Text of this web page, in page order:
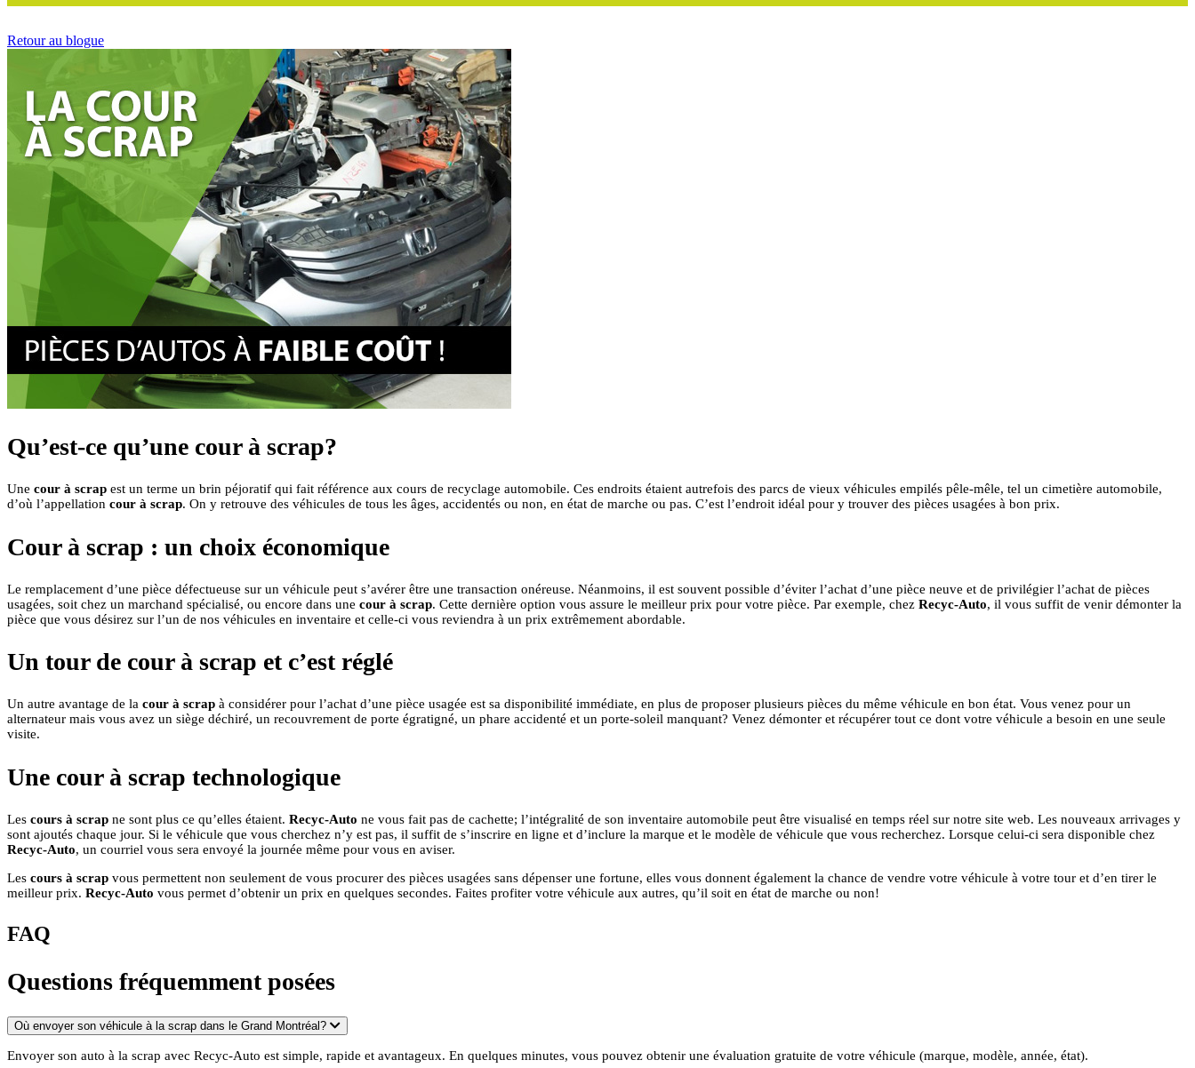
Retour au blogue
Qu’est-ce qu’une cour à scrap?
Une cour à scrap est un terme un brin péjoratif qui fait référence aux cours de recyclage automobile. Ces endroits étaient autrefois des parcs de vieux véhicules empilés pêle-mêle, tel un cimetière automobile,
d’où l’appellation cour à scrap. On y retrouve des véhicules de tous les âges, accidentés ou non, en état de marche ou pas. C’est l’endroit idéal pour y trouver des pièces usagées à bon prix.
Cour à scrap : un choix économique
Le remplacement d’une pièce défectueuse sur un véhicule peut s’avérer être une transaction onéreuse. Néanmoins, il est souvent possible d’éviter l’achat d’une pièce neuve et de privilégier l’achat de pièces
usagées, soit chez un marchand spécialisé, ou encore dans une cour à scrap. Cette dernière option vous assure le meilleur prix pour votre pièce. Par exemple, chez Recyc-Auto, il vous suffit de venir démonter la
pièce que vous désirez sur l’un de nos véhicules en inventaire et celle-ci vous reviendra à un prix extrêmement abordable.
Un tour de cour à scrap et c’est réglé
Un autre avantage de la cour à scrap à considérer pour l’achat d’une pièce usagée est sa disponibilité immédiate, en plus de proposer plusieurs pièces du même véhicule en bon état. Vous venez pour un
alternateur mais vous avez un siège déchiré, un recouvrement de porte égratigné, un phare accidenté et un porte-soleil manquant? Venez démonter et récupérer tout ce dont votre véhicule a besoin en une seule
visite.
Une cour à scrap technologique
Les cours à scrap ne sont plus ce qu’elles étaient. Recyc-Auto ne vous fait pas de cachette; l’intégralité de son inventaire automobile peut être visualisé en temps réel sur notre site web. Les nouveaux arrivages y
sont ajoutés chaque jour. Si le véhicule que vous cherchez n’y est pas, il suffit de s’inscrire en ligne et d’inclure la marque et le modèle de véhicule que vous recherchez. Lorsque celui-ci sera disponible chez
Recyc-Auto, un courriel vous sera envoyé la journée même pour vous en aviser.
Les cours à scrap vous permettent non seulement de vous procurer des pièces usagées sans dépenser une fortune, elles vous donnent également la chance de vendre votre véhicule à votre tour et d’en tirer le
meilleur prix. Recyc-Auto vous permet d’obtenir un prix en quelques secondes. Faites profiter votre véhicule aux autres, qu’il soit en état de marche ou non!
FAQ
Questions fréquemment posées
Où envoyer son véhicule à la scrap dans le Grand Montréal?
Envoyer son auto à la scrap avec Recyc-Auto est simple, rapide et avantageux. En quelques minutes, vous pouvez obtenir une évaluation gratuite de votre véhicule (marque, modèle, année, état).